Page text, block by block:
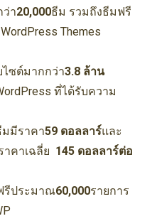
ว่า20,000ธีม รวมถึงธีมฟรี
Themes
ไซต์มากกว่า3.8 ล้าน
ที่ได้รับความ
มมีราคา59 ดอลลาร์และ
คาเฉลี่ย 145 ดอลลาร์ต่อ
รีประมาณ60,000รายการ